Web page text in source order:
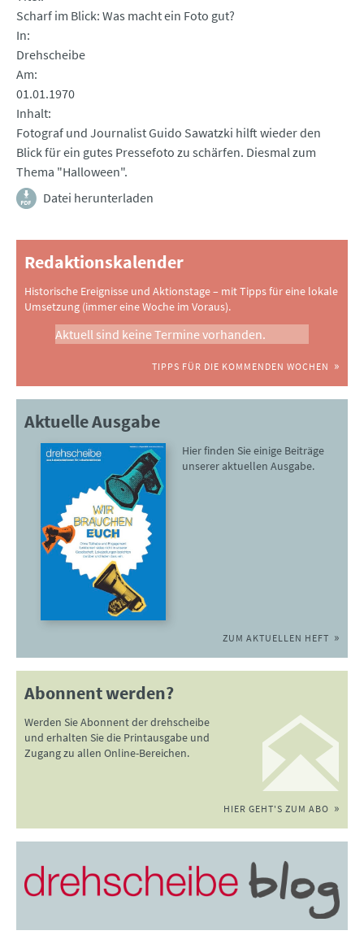
Scharf im Blick: Was macht ein Foto gut?
In
Drehscheibe
Am
01.01.1970
Inhalt
Fotograf und Journalist Guido Sawatzki hilft wieder den
Blick für ein gutes Pressefoto zu schärfen. Diesmal zum
Thema "Halloween".
Datei herunterladen
Redaktionskalender
Historische Ereignisse und Aktionstage – mit Tipps für eine lokale
Umsetzung (immer eine Woche im Voraus).
Aktuell sind keine Termine vorhanden.
TIPPS FÜR DIE KOMMENDEN WOCHEN
Aktuelle Ausgabe
Hier finden Sie einige Beiträge
unserer aktuellen Ausgabe.
ZUM AKTUELLEN HEFT
Abonnent werden?
Werden Sie Abonnent der drehscheibe
und erhalten Sie die Printausgabe und
Zugang zu allen Online-Bereichen.
HIER GEHT'S ZUM ABO